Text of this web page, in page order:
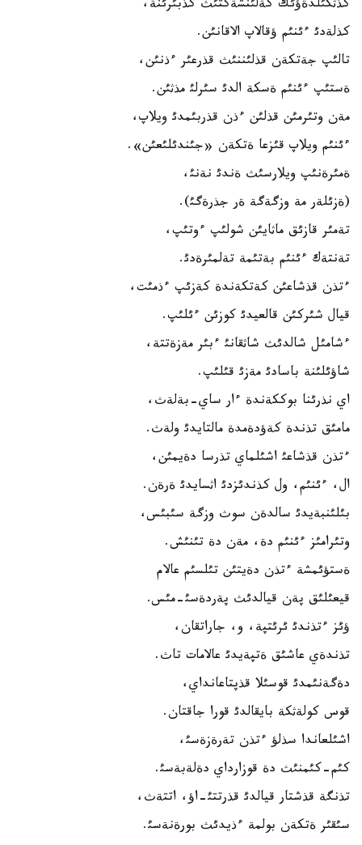
كذثكئلدةؤئك كةلئنشةكتئث كذبئرئنة،
كذلةدئ ءئنئم ؤقالاپ الاقانئن.
تالئپ جةتكةن قذلئننئث قذرعئر ءذنئن،
ةستئپ ءئنئم ةسكة الدئ سئرلئ مذثئن.
مةن وتئرمئن قذلئن ءذن قذربئمدئ ويلاپ،
ءئنئم ويلاپ قئزعا ةتكةن «جئندئلئعئن».
ةمئرةنئپ ويلارسئث ةندئ نةنئ،
(ةزئلةر مة وزگةگة ةر جذرةگئ).
تةمئر قازئق ماثايئن شولئپ ءوتئپ،
تةنتةك ءئنئم بةتئمة تةلمئرةدئ.
ءتذن قذشاعئن كةتكةندة كةزئپ ءذمئت،
قيال شئركئن قالعيدئ كوزئن ءئلئپ.
ءشامئل شالدئث شاثقانئ ءبئر مةزةتتة،
شاؤئلئنة باسادئ مةزئ قئلئپ.
اي نذرئنا بوككةندة ءار ساي-بةلةث،
مامئق تذندة كةؤدةمدة مالتايدئ ولةث.
ءتذن قذشاعئ اشئلماي تذرسا دةيمئن،
ال، ءئنئم، ول كذندئزدئ اثسايدئ ةرةن.
بئلئنبةيدئ سالدةن سوث وزگة سئبئس،
وتئرامئز ءئنئم دة، مةن دة تئنئش.
ةستؤئمشة ءتذن دةيتئن تئلسئم عالام
قيعئلئق پةن قيالدئث پةردةسئ-مئس.
ؤئز ءتذندئ ئرئتپة، و، جاراتقان،
تذندةي عاشئق ةتپةيدئ عالامات تاث.
دةگةنئمدئ قوسئلا قذپتاعانداي،
قوس كولةثكة بايقالدئ قورا جاقتان.
اشئلعاندا سذلؤ ءتذن تةرةزةسئ،
كئم-كئمنئث دة قوزارداي دةلةبةسئ.
تذنگة قذشتار قيالدئ قذرتتئ-اؤ، اتتةث،
سئقئر ةتكةن بولمة ءذيدئث بورةنةسئ.